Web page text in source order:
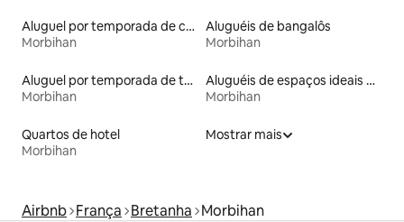
Aluguel por temporada de casas na terra
Morbihan
Aluguéis de bangalôs
Morbihan
Aluguel por temporada de townhouses
Morbihan
Aluguéis de espaços ideais para famílias
Morbihan
Quartos de hotel
Morbihan
Mostrar mais
Airbnb França Bretanha Morbihan